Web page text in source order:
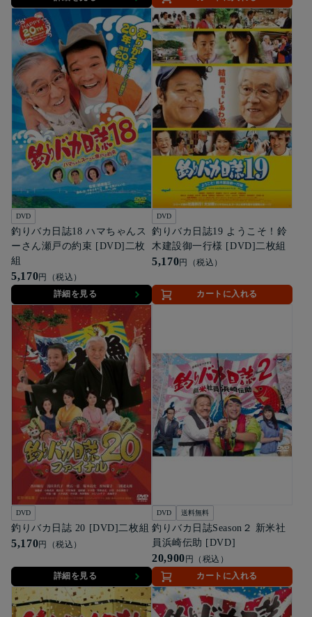
DVD
釣りバカ日誌18 ハマちゃんス
ーさん瀬戸の約束 [DVD]二枚
組
5,170円（税込）
詳細を見る
DVD
釣りバカ日誌19 ようこそ！鈴
木建設御一行様 [DVD]二枚組
5,170円（税込）
カートに入れる
DVD
釣りバカ日誌 20 [DVD]二枚組
5,170円（税込）
詳細を見る
DVD 送料無料
釣りバカ日誌Season２ 新米社
員浜崎伝助 [DVD]
20,900円（税込）
カートに入れる